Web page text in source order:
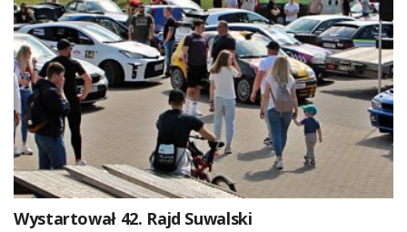
Wystartował 42. Rajd Suwalski